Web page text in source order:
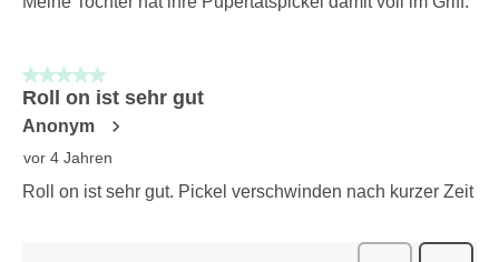
5 von 5 Sternen.
Roll on ist sehr gut
Anonym
vor 4 Jahren
Roll on ist sehr gut. Pickel verschwinden nach kurzer Zeit